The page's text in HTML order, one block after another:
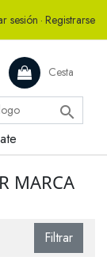
sesión · Registrarse
Cesta

MARCA
Filtrar